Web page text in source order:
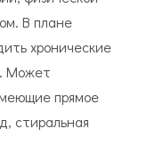
В плане
хронические
Может
прямое
стиральная